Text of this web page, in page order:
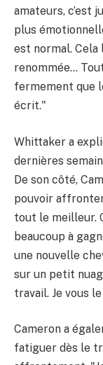
amateurs, c’est
plus
est normal. Cela
renommée…
fermement que
écrit."
Whittaker a
dernières
De son côté,
pouvoir
tout le meilleur.
beaucoup à
une nouvelle
sur un petit
travail. Je vous
Cameron a
fatiguer dès le